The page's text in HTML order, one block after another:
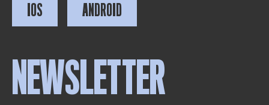
IOS ANDROID
NEWSLETTER